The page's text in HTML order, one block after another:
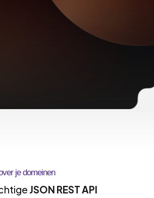
je domeinen
JSON REST API